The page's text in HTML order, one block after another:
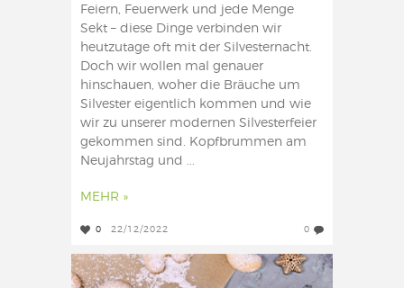
Feiern, Feuerwerk und jede Menge
Sekt – diese Dinge verbinden wir
heutzutage oft mit der Silvesternacht.
Doch wir wollen mal genauer
hinschauen, woher die Bräuche um
Silvester eigentlich kommen und wie
wir zu unserer modernen Silvesterfeier
gekommen sind. Kopfbrummen am
Neujahrstag und ...
MEHR »
0 22/12/2022 0